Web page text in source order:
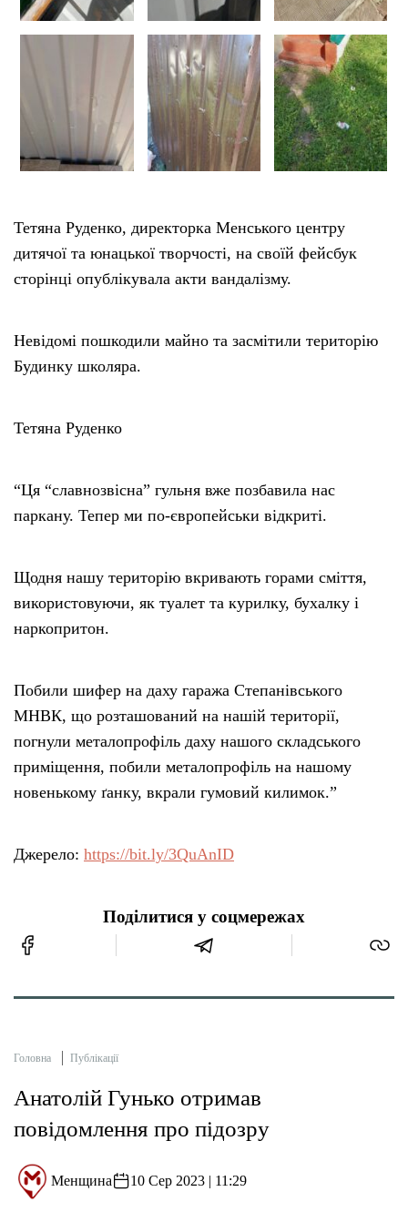
Тетяна Руденко, директорка Менського центру
дитячої та юнацької творчості, на своїй фейсбук
сторінці опублікувала акти вандалізму.
Невідомі пошкодили майно та засмітили територію
Будинку школяра.
Тетяна Руденко
“Ця “славнозвісна” гульня вже позбавила нас
паркану. Тепер ми по-європейськи відкриті.
Щодня нашу територію вкривають горами сміття,
використовуючи, як туалет та курилку, бухалку і
наркопритон.
Побили шифер на даху гаража Степанівського
МНВК, що розташований на нашій території,
погнули металопрофіль даху нашого складського
приміщення, побили металопрофіль на нашому
новенькому ґанку, вкрали гумовий килимок.”
Джерело: https://bit.ly/3QuAnID
Поділитися у соцмережах
Головна Публікації
Анатолій Гунько отримав
повідомлення про підозру
Менщина 10 Сер 2023 | 11:29